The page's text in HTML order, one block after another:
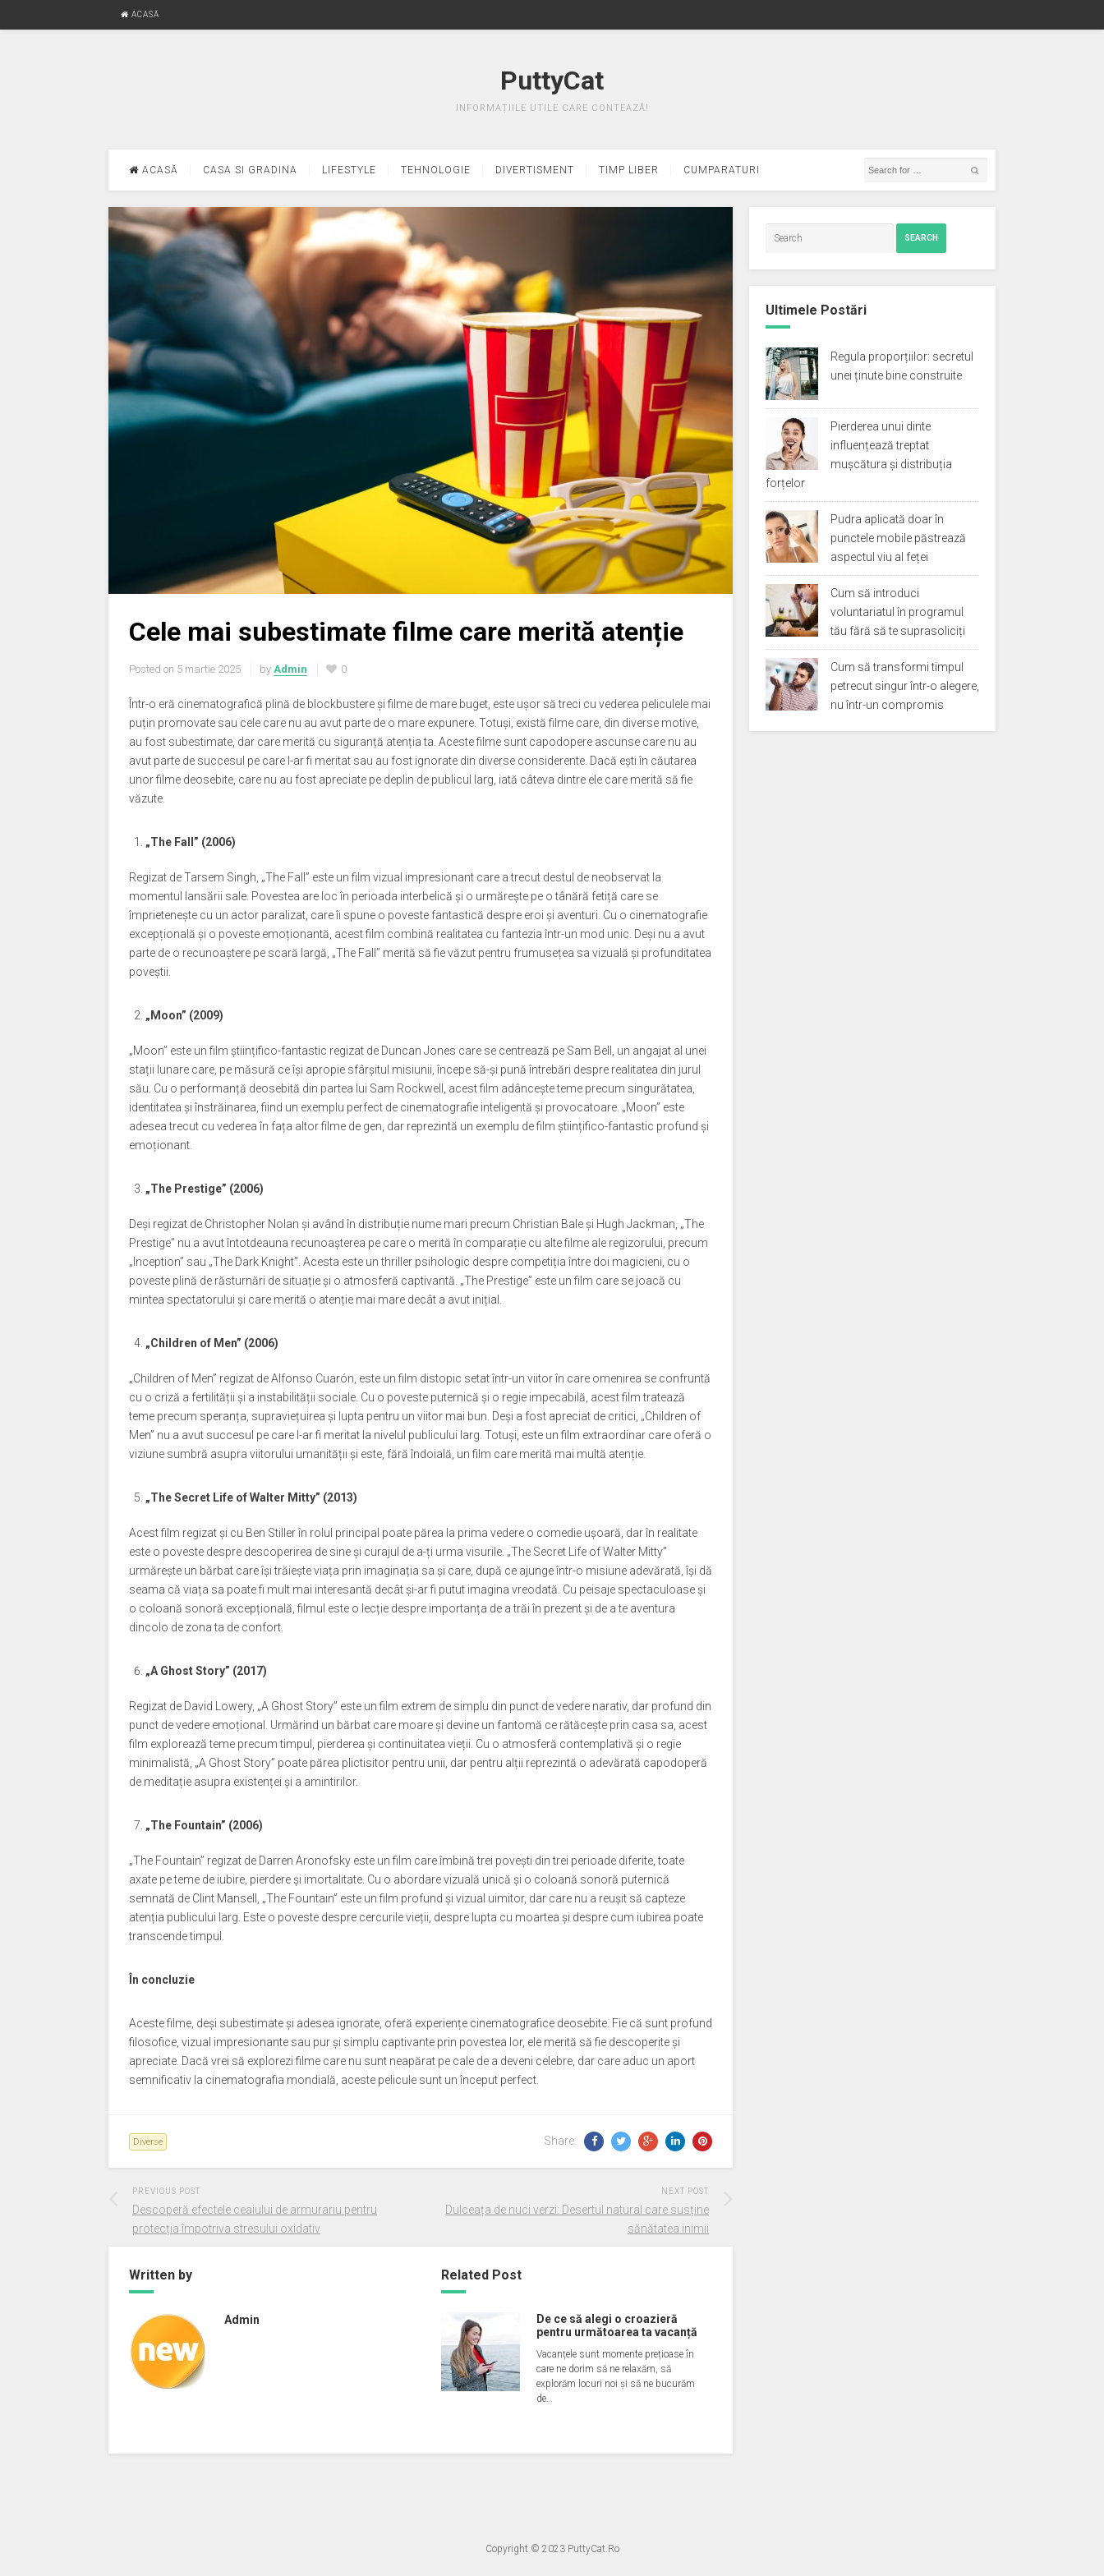
ACASĂ
PuttyCat
INFORMAȚIILE UTILE CARE CONTEAZĂ!
ACASĂ CASA SI GRADINA LIFESTYLE TEHNOLOGIE DIVERTISMENT TIMP LIBER CUMPARATURI
Cele mai subestimate filme care merită atenție
Posted on 5 martie 2025 by Admin 0
Într-o eră cinematografică plină de blockbustere și filme de mare buget, este ușor să treci cu vederea peliculele mai
puțin promovate sau cele care nu au avut parte de o mare expunere. Totuși, există filme care, din diverse motive,
au fost subestimate, dar care merită cu siguranță atenția ta. Aceste filme sunt capodopere ascunse care nu au
avut parte de succesul pe care l-ar fi meritat sau au fost ignorate din diverse considerente. Dacă ești în căutarea
unor filme deosebite, care nu au fost apreciate pe deplin de publicul larg, iată câteva dintre ele care merită să fie
văzute.
„The Fall” (2006)
Regizat de Tarsem Singh, „The Fall” este un film vizual impresionant care a trecut destul de neobservat la
momentul lansării sale. Povestea are loc în perioada interbelică și o urmărește pe o tânără fetiță care se
împrietenește cu un actor paralizat, care îi spune o poveste fantastică despre eroi și aventuri. Cu o cinematografie
excepțională și o poveste emoționantă, acest film combină realitatea cu fantezia într-un mod unic. Deși nu a avut
parte de o recunoaștere pe scară largă, „The Fall” merită să fie văzut pentru frumusețea sa vizuală și profunditatea
poveștii.
„Moon” (2009)
„Moon” este un film științifico-fantastic regizat de Duncan Jones care se centrează pe Sam Bell, un angajat al unei
stații lunare care, pe măsură ce își apropie sfârșitul misiunii, începe să-și pună întrebări despre realitatea din jurul
său. Cu o performanță deosebită din partea lui Sam Rockwell, acest film adâncește teme precum singurătatea,
identitatea și înstrăinarea, fiind un exemplu perfect de cinematografie inteligentă și provocatoare. „Moon” este
adesea trecut cu vederea în fața altor filme de gen, dar reprezintă un exemplu de film științifico-fantastic profund și
emoționant.
„The Prestige” (2006)
Deși regizat de Christopher Nolan și având în distribuție nume mari precum Christian Bale și Hugh Jackman, „The
Prestige” nu a avut întotdeauna recunoașterea pe care o merită în comparație cu alte filme ale regizorului, precum
„Inception” sau „The Dark Knight”. Acesta este un thriller psihologic despre competiția între doi magicieni, cu o
poveste plină de răsturnări de situație și o atmosferă captivantă. „The Prestige” este un film care se joacă cu
mintea spectatorului și care merită o atenție mai mare decât a avut inițial.
„Children of Men” (2006)
„Children of Men” regizat de Alfonso Cuarón, este un film distopic setat într-un viitor în care omenirea se confruntă
cu o criză a fertilității și a instabilității sociale. Cu o poveste puternică și o regie impecabilă, acest film tratează
teme precum speranța, supraviețuirea și lupta pentru un viitor mai bun. Deși a fost apreciat de critici, „Children of
Men” nu a avut succesul pe care l-ar fi meritat la nivelul publicului larg. Totuși, este un film extraordinar care oferă o
viziune sumbră asupra viitorului umanității și este, fără îndoială, un film care merită mai multă atenție.
„The Secret Life of Walter Mitty” (2013)
Acest film regizat și cu Ben Stiller în rolul principal poate părea la prima vedere o comedie ușoară, dar în realitate
este o poveste despre descoperirea de sine și curajul de a-ți urma visurile. „The Secret Life of Walter Mitty”
urmărește un bărbat care își trăiește viața prin imaginația sa și care, după ce ajunge într-o misiune adevărată, își dă
seama că viața sa poate fi mult mai interesantă decât și-ar fi putut imagina vreodată. Cu peisaje spectaculoase și
o coloană sonoră excepțională, filmul este o lecție despre importanța de a trăi în prezent și de a te aventura
dincolo de zona ta de confort.
„A Ghost Story” (2017)
Regizat de David Lowery, „A Ghost Story” este un film extrem de simplu din punct de vedere narativ, dar profund din
punct de vedere emoțional. Urmărind un bărbat care moare și devine un fantomă ce rătăcește prin casa sa, acest
film explorează teme precum timpul, pierderea și continuitatea vieții. Cu o atmosferă contemplativă și o regie
minimalistă, „A Ghost Story” poate părea plictisitor pentru unii, dar pentru alții reprezintă o adevărată capodoperă
de meditație asupra existenței și a amintirilor.
„The Fountain” (2006)
„The Fountain” regizat de Darren Aronofsky este un film care îmbină trei povești din trei perioade diferite, toate
axate pe teme de iubire, pierdere și imortalitate. Cu o abordare vizuală unică și o coloană sonoră puternică
semnată de Clint Mansell, „The Fountain” este un film profund și vizual uimitor, dar care nu a reușit să capteze
atenția publicului larg. Este o poveste despre cercurile vieții, despre lupta cu moartea și despre cum iubirea poate
transcende timpul.
În concluzie
Aceste filme, deși subestimate și adesea ignorate, oferă experiențe cinematografice deosebite. Fie că sunt profund
filosofice, vizual impresionante sau pur și simplu captivante prin povestea lor, ele merită să fie descoperite și
apreciate. Dacă vrei să explorezi filme care nu sunt neapărat pe cale de a deveni celebre, dar care aduc un aport
semnificativ la cinematografia mondială, aceste pelicule sunt un început perfect.
Diverse Share:
PREVIOUS POST
Descoperă efectele ceaiului de armurariu pentru
protecția împotriva stresului oxidativ
NEXT POST
Dulceața de nuci verzi: Desertul natural care susține
sănătatea inimii
Written by
Admin
Related Post
De ce să alegi o croazieră
pentru următoarea ta vacanță
Vacanțele sunt momente prețioase în
care ne dorim să ne relaxăm, să
explorăm locuri noi și să ne bucurăm
de…
SEARCH
Ultimele Postări
Regula proporțiilor: secretul
unei ținute bine construite
Pierderea unui dinte
influențează treptat
mușcătura și distribuția
forțelor
Pudra aplicată doar în
punctele mobile păstrează
aspectul viu al feței
Cum să introduci
voluntariatul în programul
tău fără să te suprasoliciți
Cum să transformi timpul
petrecut singur într-o alegere,
nu într-un compromis
Copyright © 2023 PuttyCat.Ro